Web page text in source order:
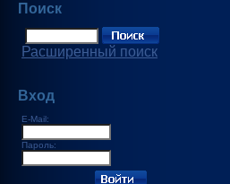
Поиск
Расширенный поиск
Вход
E-Mail:
Пароль: